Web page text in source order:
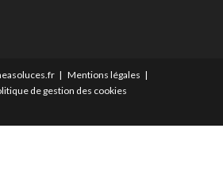
Mentions légales
de gestion des cookies